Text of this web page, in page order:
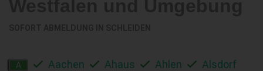
A Aachen Ahaus Ahlen
Alsdorf